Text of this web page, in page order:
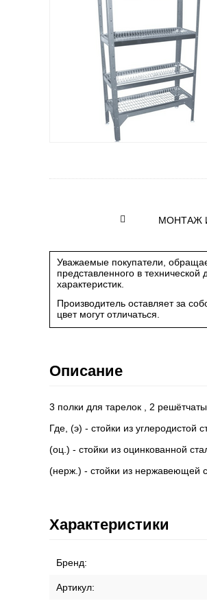
МОНТАЖ
Уважаемые покупатели,
представленного в
характеристик.
Производитель оставляет за
цвет могут отличаться.
Описание
3 полки для тарелок , 2
Где, (э) - стойки из углеродистой
(оц.) - стойки из оцинкованной
(нерж.) - стойки из нержавеющей
Характеристики
Бренд:
Артикул: